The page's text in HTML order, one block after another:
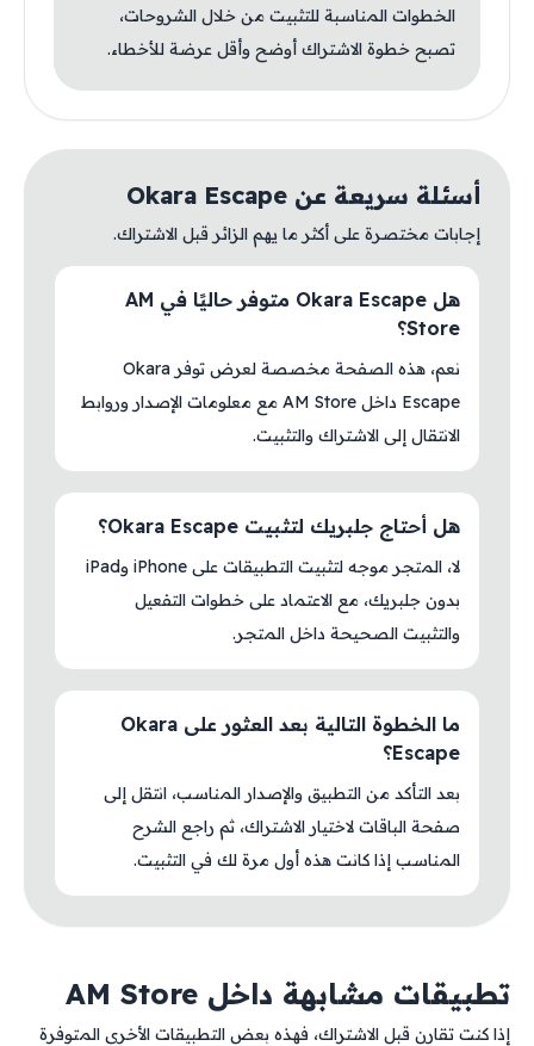
الخطوات المناسبة للتثبيت من خلال الشروحات،
تصبح خطوة الاشتراك أوضح وأقل عرضة للأخطاء.
أسئلة سريعة عن Okara Escape
إجابات مختصرة على أكثر ما يهم الزائر قبل الاشتراك.
هل Okara Escape متوفر حاليًا في AM
Store؟
نعم، هذه الصفحة مخصصة لعرض توفر Okara
Escape داخل AM Store مع معلومات الإصدار وروابط
الانتقال إلى الاشتراك والتثبيت.
هل أحتاج جلبريك لتثبيت Okara Escape؟
لا، المتجر موجه لتثبيت التطبيقات على iPhone وiPad
بدون جلبريك، مع الاعتماد على خطوات التفعيل
والتثبيت الصحيحة داخل المتجر.
ما الخطوة التالية بعد العثور على Okara
Escape؟
بعد التأكد من التطبيق والإصدار المناسب، انتقل إلى
صفحة الباقات لاختيار الاشتراك، ثم راجع الشرح
المناسب إذا كانت هذه أول مرة لك في التثبيت.
تطبيقات مشابهة داخل AM Store
إذا كنت تقارن قبل الاشتراك، فهذه بعض التطبيقات الأخرى المتوفرة